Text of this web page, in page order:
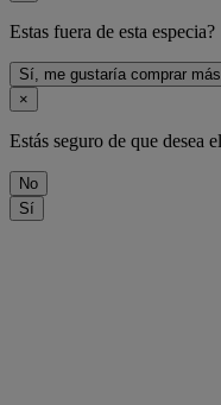
Estas fuera de esta especia?
Sí, me gustaría comprar más
×
Estás seguro de que desea
No
Sí